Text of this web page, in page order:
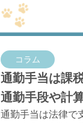
コラム
通勤手当は課
通勤手段や計
通勤手当は法律で